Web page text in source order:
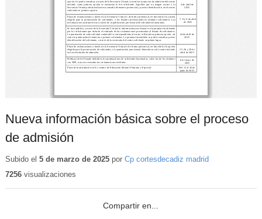
Nueva información básica sobre el proceso
de admisión
Subido el 5 de marzo de 2025por Cp cortesdecadiz madrid
7256visualizaciones